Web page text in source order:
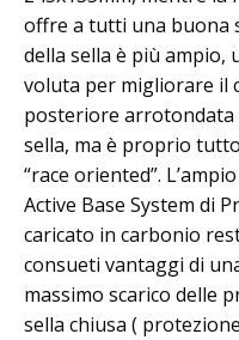
offre a tutti una buona
della sella è più
voluta per migliorare il
posteriore
sella, ma è proprio
“race oriented”.
Active Base System di
caricato in carbonio
consueti vantaggi di
massimo scarico delle
sella chiusa (